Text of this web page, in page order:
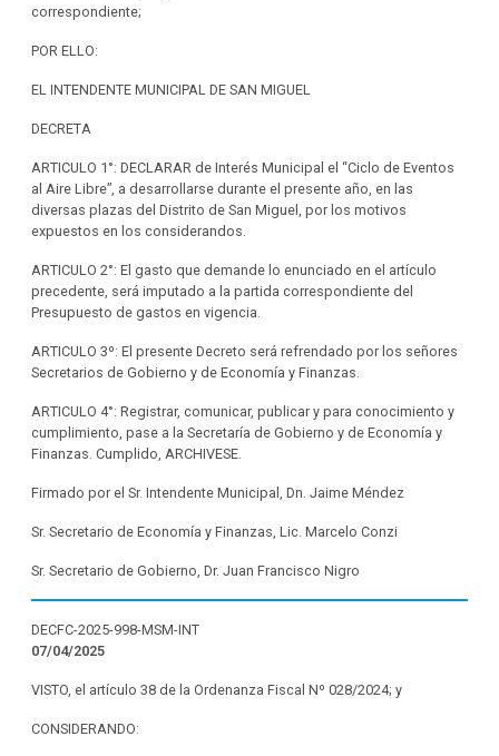
correspondiente;
POR ELLO:
EL INTENDENTE MUNICIPAL DE SAN MIGUEL
DECRETA
ARTICULO 1°: DECLARAR de Interés Municipal el “Ciclo de Eventos
al Aire Libre”, a desarrollarse durante el presente año, en las
diversas plazas del Distrito de San Miguel, por los motivos
expuestos en los considerandos.
ARTICULO 2°: El gasto que demande lo enunciado en el artículo
precedente, será imputado a la partida correspondiente del
Presupuesto de gastos en vigencia.
ARTICULO 3º: El presente Decreto será refrendado por los señores
Secretarios de Gobierno y de Economía y Finanzas.
ARTICULO 4°: Registrar, comunicar, publicar y para conocimiento y
cumplimiento, pase a la Secretaría de Gobierno y de Economía y
Finanzas. Cumplido, ARCHIVESE.
Firmado por el Sr. Intendente Municipal, Dn. Jaime Méndez
Sr. Secretario de Economía y Finanzas, Lic. Marcelo Conzi
Sr. Secretario de Gobierno, Dr. Juan Francisco Nigro
DECFC-2025-998-MSM-INT
07/04/2025
VISTO, el artículo 38 de la Ordenanza Fiscal Nº 028/2024; y
CONSIDERANDO: